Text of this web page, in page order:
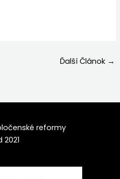
Ďalší Článok →
reformy
2021